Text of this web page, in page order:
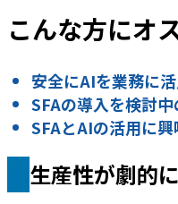
こんな方にオ
安全にAIを業務に
SFAの導入を検討
SFAとAIの活用に
生産性が劇的